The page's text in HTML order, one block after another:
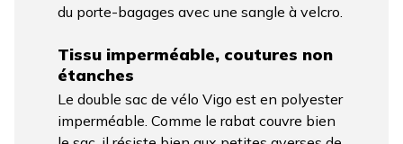
du porte-bagages avec une sangle à velcro.
Tissu imperméable, coutures non
étanches
Le double sac de vélo Vigo est en polyester
imperméable. Comme le rabat couvre bien